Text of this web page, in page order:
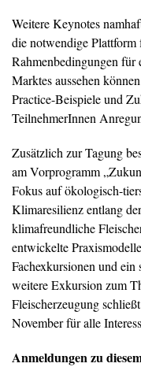
Weitere Keynotes
die notwendige
Rahmenbedingungen für
Marktes aussehen
Practice-Beispiele und
TeilnehmerInnen
Zusätzlich zur Tagung
am Vorprogramm
Fokus auf ökologisch-
Klimaresilienz entlang
klimafreundliche
entwickelte
Fachexkursionen und
weitere Exkursion zum
Fleischerzeugung
November für alle
Anmeldungen zu